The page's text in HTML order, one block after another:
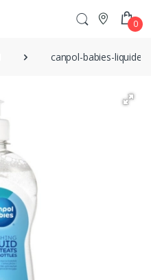
0
canpol-babies-liquide-